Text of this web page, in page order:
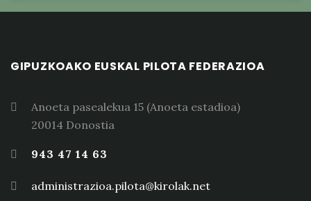
GIPUZKOAKO EUSKAL PILOTA FEDERAZIOA
Anoeta pasealekua 15 (Anoeta estadioa)
20014 Donostia
943 47 14 63
administrazioa.pilota@kirolak.net